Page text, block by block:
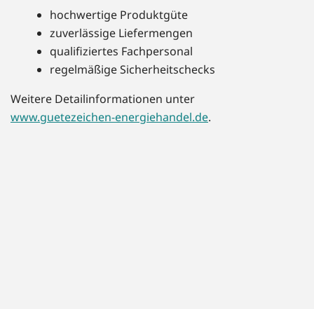
hochwertige Produktgüte
zuverlässige Liefermengen
qualifiziertes Fachpersonal
regelmäßige Sicherheitschecks
Weitere Detailinformationen unter
www.guetezeichen-energiehandel.de.